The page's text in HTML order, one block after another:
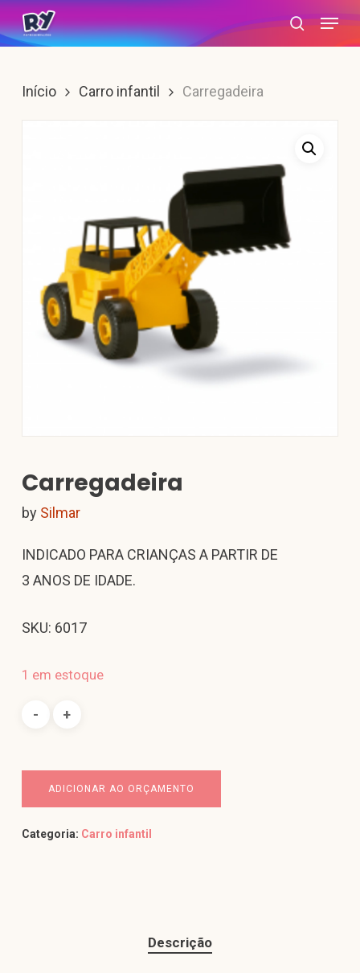
Skip
to
content
search
Menu
Início Carro infantil Carregadeira
Carregadeira
by Silmar
INDICADO PARA CRIANÇAS A PARTIR DE
3 ANOS DE IDADE.
SKU: 6017
1 em estoque
ADICIONAR AO ORÇAMENTO
Categoria: Carro infantil
Descrição